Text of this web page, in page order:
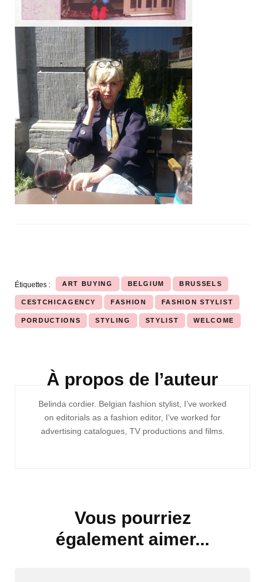
Étiquettes : ART BUYING BELGIUM BRUSSELS
CESTCHICAGENCY FASHION FASHION STYLIST
PORDUCTIONS STYLING STYLIST WELCOME
d'article
À propos de l’auteur
Belinda cordier. Belgian fashion stylist, I’ve worked
on editorials as a fashion editor, I’ve worked for
advertising catalogues, TV productions and films.
Vous pourriez
également aimer...